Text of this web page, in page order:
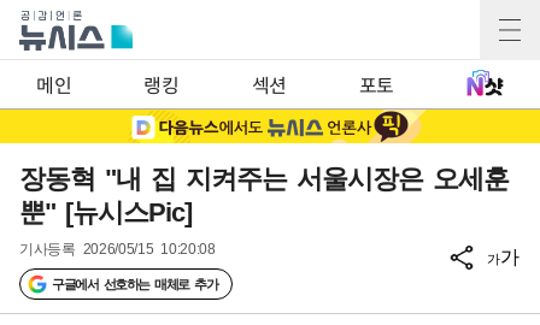
메인 랭킹 섹션 포토
장동혁 "내 집 지켜주는 서울시장은 오세훈
뿐" [뉴시스Pic]
기사등록 2026/05/15 10:20:08
구글에서 선호하는 매체로 추가
가가